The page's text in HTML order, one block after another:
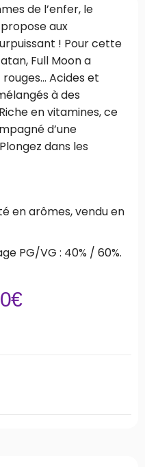
de l’enfer, le
aux
! Pour cette
Full Moon a
Acides et
à des
en vitamines, ce
d’une
dans les
en arômes, vendu en
PG/VG : 40% / 60%.
€